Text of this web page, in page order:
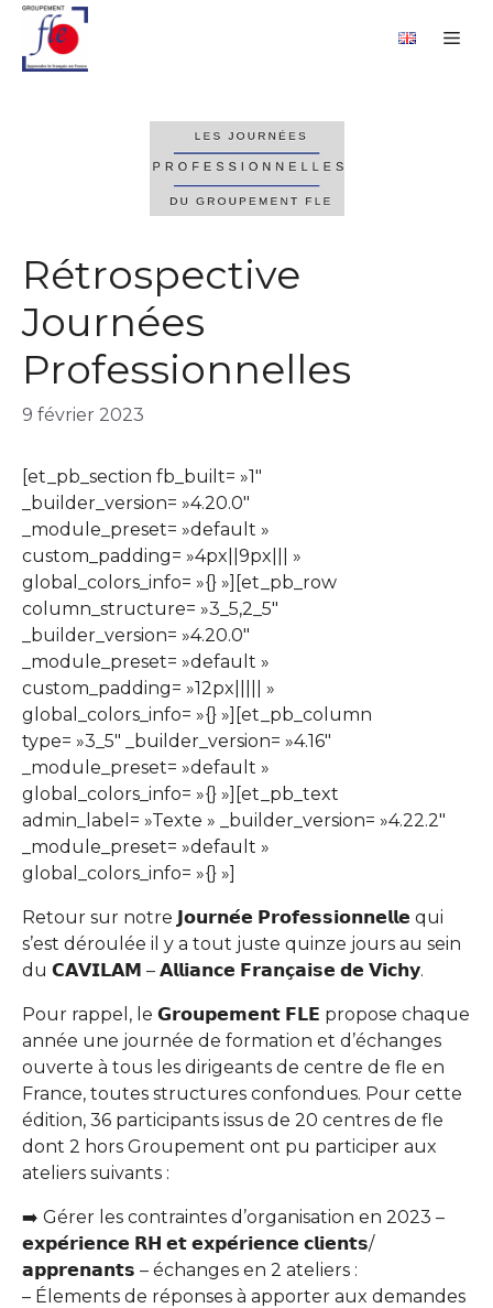
Aller
contenu
Rétrospective
Journées
Professionnelles
9 février 2023
[et_pb_section fb_built= »1″
_builder_version= »4.20.0″
_module_preset= »default »
custom_padding= »4px||9px||| »
global_colors_info= »{} »][et_pb_row
column_structure= »3_5,2_5″
_builder_version= »4.20.0″
_module_preset= »default »
custom_padding= »12px||||| »
global_colors_info= »{} »][et_pb_column
type= »3_5″ _builder_version= »4.16″
_module_preset= »default »
global_colors_info= »{} »][et_pb_text
admin_label= »Texte » _builder_version= »4.22.2″
_module_preset= »default »
global_colors_info= »{} »]
Retour sur notre 𝗝𝗼𝘂𝗿𝗻𝗲́𝗲 𝗣𝗿𝗼𝗳𝗲𝘀𝘀𝗶𝗼𝗻𝗻𝗲𝗹𝗹𝗲 qui
s’est déroulée il y a tout juste quinze jours au sein
du 𝗖𝗔𝗩𝗜𝗟𝗔𝗠 – 𝗔𝗹𝗹𝗶𝗮𝗻𝗰𝗲 𝗙𝗿𝗮𝗻𝗰̧𝗮𝗶𝘀𝗲 𝗱𝗲 𝗩𝗶𝗰𝗵𝘆.
Pour rappel, le 𝗚𝗿𝗼𝘂𝗽𝗲𝗺𝗲𝗻𝘁 𝗙𝗟𝗘 propose chaque
année une journée de formation et d’échanges
ouverte à tous les dirigeants de centre de fle en
France, toutes structures confondues. Pour cette
édition, 36 participants issus de 20 centres de fle
dont 2 hors Groupement ont pu participer aux
ateliers suivants :
➡️ Gérer les contraintes d’organisation en 2023 –
𝗲𝘅𝗽𝗲́𝗿𝗶𝗲𝗻𝗰𝗲 𝗥𝗛 𝗲𝘁 𝗲𝘅𝗽𝗲́𝗿𝗶𝗲𝗻𝗰𝗲 𝗰𝗹𝗶𝗲𝗻𝘁𝘀/
𝗮𝗽𝗽𝗿𝗲𝗻𝗮𝗻𝘁𝘀 – échanges en 2 ateliers :
– Élements de réponses à apporter aux demandes
Panneau de gestion des cookies